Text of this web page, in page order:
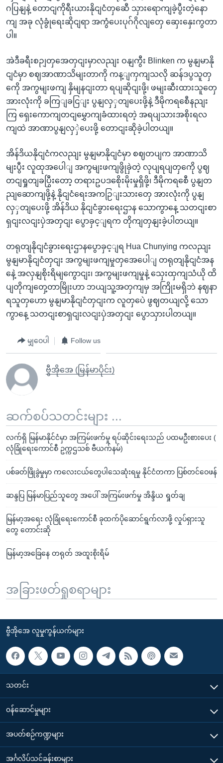
ဂပြနျနဲ့ တောငျကိုရီးယားနိုငျငံတှဆေီ သှားရောကျခဲ့ပွီးတဲ့နော
ကျ အခု လုံခွုံရေးဆိုငျရာ အကွံပေးပုဂ်ဂိုလျတှေ ဆှေးနှေးကွတာ
ပါ။
အဲဒီခရီးစဉျတှအေတှငျးမှာလညျး ဝနျကွီး Blinken က မွနျမာနို
ငျငံမှာ စဈအာဏာသိမျးတာကို ကန့ျကှကျသလို ဆန်ဒပွသူတှ
ကေို အကွမျးဖကျ နှိမျနငျးတာ ရပျဆိုငျးဖို့၊ ဖမျးဆီးထားသူတှေ
အားလုံးကို ခကြျခငြျး ပွနျလှှတျပေးဖို့နဲ့ ဒီမိုကရစေီနညျး
ကြ ရှေးကောကျတငျမွှောကျခံထားရတဲ့ အရပျသားအစိုးရလ
ကျထဲ အာဏာပွနျလှှဲပေးဖို့ တောငျးဆိုခဲ့ပါတယျ။
အိန်ဒိယနိုငျငံကလညျး မွနျမာနိုငျငံမှာ စဈတပျက အာဏာသိ
မျးပွီး လူထုအပေါျ အကွမျးဖကျဖွိုခှဲတဲ့ လုပျရပျတှကေို ပွဈ
တငျရှုတျခပြွီးတော့ တရားဥပဒစေိုးမိုးမှုရှိဖို့၊ ဒီမိုကရစေီ ပွနျတ
ညျဆောကျဖို့နဲ့ နိုငျငံရေးအကဉြျးသားတှေ အားလုံးကို ပွနျ
လှှတျပေးဖို့ အိန်ဒိယ နိုငျငံခွားရေးဌာန သောကွာနေ့ သတငျးစာ
ရှငျးလငျးပှဲအတှငျး ပွောခှင့ျရက တိုကျတှနျးခဲ့ပါတယျ။
တရုတျနိုငျငံခွားရေးဌာနပွောခှင့ျရ Hua Chunying ကလညျး
မွနျမာနိုငျငံတှငျး အကွမျးဖကျမှုတှအေပေါျ တရုတျနိုငျငံအန
နေဲ့ အလှနျစိုးရိမျကွောငျး၊ အကွမျးဖကျမှုနဲ့ သှေးထှကျသံယို ထိ
ပျတိုကျတှေ့တာမြိုးဟာ ဘယျသူ့အတှကျမှ အကြိုးမရှိဘဲ နဈနာ
ရသူတှဟော မွနျမာနိုငျငံတှငျးက လူတှပေဲ ဖွဈတယျလို့ သော
ကွာနေ့ သတငျးစာရှငျးလငျးပှဲအတှငျး ပွောသှားပါတယျ။
မျှဝေပါ Follow us
ဗွီအိုအေ (မြန်မာပိုင်း)
ဆက်စပ်သတင်းများ ...
လက်ရှိ မြန်မာနိုင်ငံမှာ အကြမ်းဖက်မှု ရပ်ဆိုင်းရေးသည် ပထမဦးစားပေး (
လုံခြုံရေးကောင်စီ ဥက္ကဌသစ် ဗီယက်နမ်)
ပစ်ခတ်ဖြိုခွဲမှုမှာ ကလေးငယ်တွေပါသေဆုံးရမှု နိုင်ငံတကာ ပြစ်တင်ဝေဖန်
ဆန္ဒပြ မြန်မာပြည်သူတွေ အပေါ် အကြမ်းဖက်မှု အိန္ဒိယ ရှုတ်ချ
မြန်မာ့အရေး လုံခြုံရေးကောင်စီ ခုထက်ပိုဆောင်ရွက်လာဖို့ လှုပ်ရှားသူ
တွေ တောင်းဆို
မြန်မာ့အခြေနေ တရုတ် အထူးစိုးရိမ်
အခြားဖတ်ရှုစရာများ
ဗွီအိုအေ လူမှုကွန်ယက်များ
သတင်း
၀န်ဆောင်မှုများ
အပတ်စဉ်ကဏ္ဍများ
အင်္ဂလိပ်သင်ခန်းစာများ